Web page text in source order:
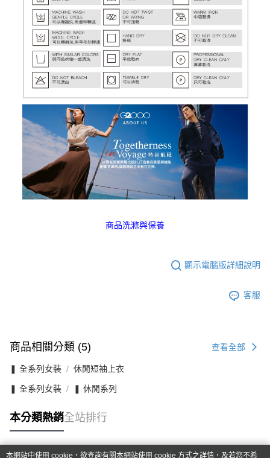
商品洗滌與保養
顯示電腦版詳細說明
客服
商品相關分類 (5) 查看全部
❚ 全系列女裝 休閒短袖上衣
❚ 全系列女裝 ❚ 休閒系列
本分類熱銷全站排行
本網站中使用 cookie，欲查詢有關本網站使用 cookie 方式之詳情，及若您不希